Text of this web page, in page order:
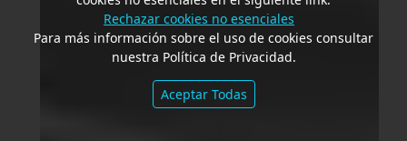
Rechazar cookies no esenciales
Para más información sobre el uso de cookies consultar
nuestra Política de Privacidad.
Aceptar Todas